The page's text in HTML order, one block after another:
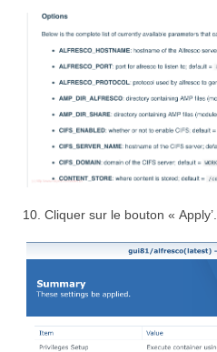
10. Cliquer sur le bouton « Apply’.